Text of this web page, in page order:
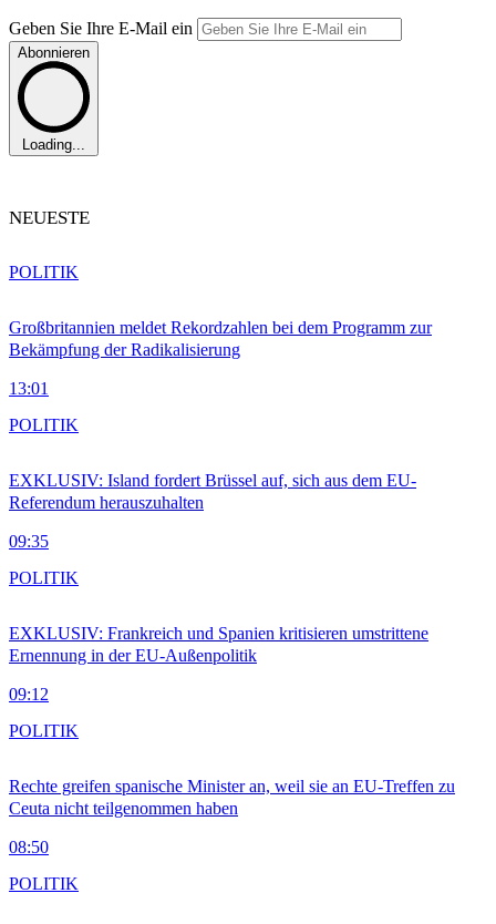
Geben Sie Ihre E-Mail ein
Abonnieren
Loading...
NEUESTE
Großbritannien meldet Rekordzahlen bei dem Programm zur
Bekämpfung der Radikalisierung
13:01
POLITIK
EXKLUSIV: Island fordert Brüssel auf, sich aus dem EU-
Referendum herauszuhalten
09:35
POLITIK
EXKLUSIV: Frankreich und Spanien kritisieren umstrittene
Ernennung in der EU-Außenpolitik
09:12
POLITIK
Rechte greifen spanische Minister an, weil sie an EU-Treffen zu
Ceuta nicht teilgenommen haben
08:50
POLITIK
POLITIK